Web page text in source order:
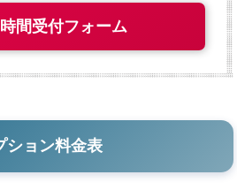
間受付フォーム
ション料金表